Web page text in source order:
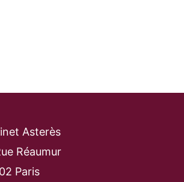
Asterès
Réaumur
Paris